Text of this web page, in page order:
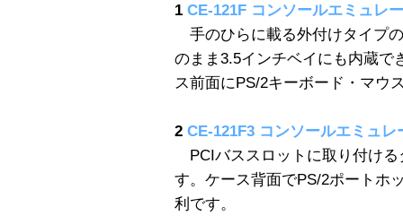
1 CE-121F コンソールエミュレ
手のひらに載る外付けタイプ
のまま3.5インチベイにも内蔵で
ス前面にPS/2キーボード・マウ
2 CE-121F3 コンソールエミュレ
PCIバススロットに取り付ける
す。ケース背面でPS/2ポートホ
利です。